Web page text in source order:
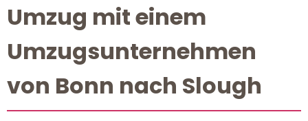
Umzug mit einem
Umzugsunternehmen
von Bonn nach Slough